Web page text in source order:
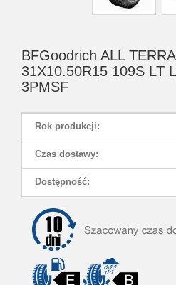
BFGoodrich ALL
31X10.50R15 109S LT
3PMSF
Rok produkcji:
Czas dostawy:
Dostępność: